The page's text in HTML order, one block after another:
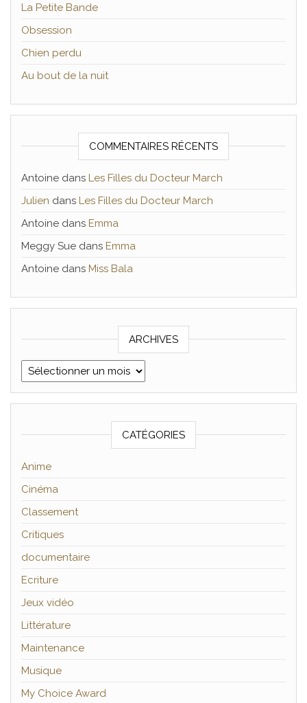
La Petite Bande
Obsession
Chien perdu
Au bout de la nuit
COMMENTAIRES RÉCENTS
Antoine dans Les Filles du Docteur March
Julien dans Les Filles du Docteur March
Antoine dans Emma
Meggy Sue dans Emma
Antoine dans Miss Bala
ARCHIVES
Archives
CATÉGORIES
Anime
Cinéma
Classement
Critiques
documentaire
Ecriture
Jeux vidéo
Littérature
Maintenance
Musique
My Choice Award